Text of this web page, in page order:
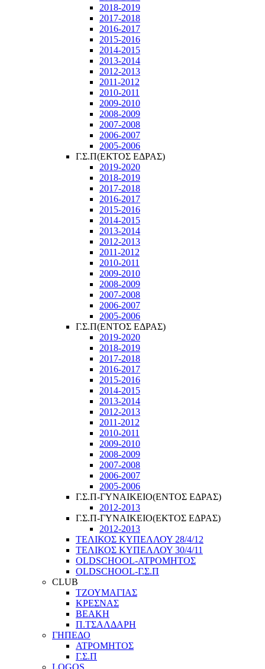
2018-2019
2017-2018
2016-2017
2015-2016
2014-2015
2013-2014
2012-2013
2011-2012
2010-2011
2009-2010
2008-2009
2007-2008
2006-2007
2005-2006
Γ.Σ.Π(ΕΚΤΟΣ ΕΔΡΑΣ)
2019-2020
2018-2019
2017-2018
2016-2017
2015-2016
2014-2015
2013-2014
2012-2013
2011-2012
2010-2011
2009-2010
2008-2009
2007-2008
2006-2007
2005-2006
Γ.Σ.Π(ΕΝΤΟΣ ΕΔΡΑΣ)
2019-2020
2018-2019
2017-2018
2016-2017
2015-2016
2014-2015
2013-2014
2012-2013
2011-2012
2010-2011
2009-2010
2008-2009
2007-2008
2006-2007
2005-2006
Γ.Σ.Π-ΓΥΝΑΙΚΕΙΟ(ΕΝΤΟΣ ΕΔΡΑΣ)
2012-2013
Γ.Σ.Π-ΓΥΝΑΙΚΕΙΟ(ΕΚΤΟΣ ΕΔΡΑΣ)
2012-2013
ΤΕΛΙΚΟΣ ΚΥΠΕΛΛΟΥ 28/4/12
ΤΕΛΙΚΟΣ ΚΥΠΕΛΛΟΥ 30/4/11
OLDSCHOOL-ΑΤΡΟΜΗΤΟΣ
OLDSCHOOL-Γ.Σ.Π
CLUB
ΤΖΟΥΜΑΓΙΑΣ
ΚΡΕΣΝΑΣ
ΒΕΑΚΗ
Π.ΤΣΑΛΔΑΡΗ
ΓΗΠΕΔΟ
ΑΤΡΟΜΗΤΟΣ
Γ.Σ.Π
LOGOS